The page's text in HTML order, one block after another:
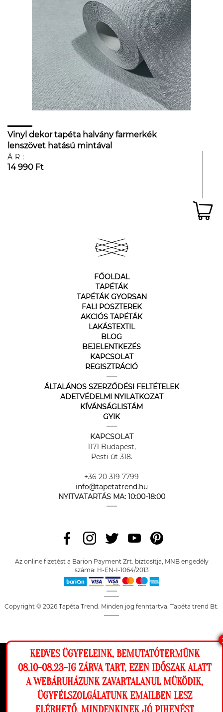
Ez a weboldal cookie-kat használ, hogy a
lehető legjobb élményt nyújtsa honlapunkon.
Beállítások
Vinyl dekor tapéta halvány farmerkék
lenszövet hatású mintával
ÁR:
14 990 Ft
FŐOLDAL
TAPÉTÁK
TAPÉTÁK GYORSAN
FALI POSZTEREK
AKCIÓS TAPÉTÁK
LAKÁSTEXTIL
BLOG
BEJELENTKEZÉS
KAPCSOLAT
REGISZTRÁCIÓ
ÁLTALÁNOS SZERZŐDÉSI FELTÉTELEK
ADETVÉDELMI NYILATKOZAT
KÍVÁNSÁGLISTÁM
GYIK
KAPCSOLAT
1171 Budapest,
Pesti út 318.
+36 20 319 7799
info@tapetatrend.hu
NYITVATARTÁS MA: 10:00-18:00
Az online fizetést a Barion Payment Zrt. biztosítja, MNB engedély
száma: H-EN-I-1064/2013
Copyright © 2026 Tapéta Trend. Minden jog fenntartva. Tapéta trend Bt.
KEDVES ÜGYFELEINK, BEMUTATÓTERMÜNK
08.10-08.23-IG ZÁRVA TART, EZEN IDŐSZAK ALATT
A WEBÁRUHÁZUNK ZAVARTALANUL MÜKÖDIK,
ÜGYFÉLSZOLGÁLATUNK EMAILBEN LESZ